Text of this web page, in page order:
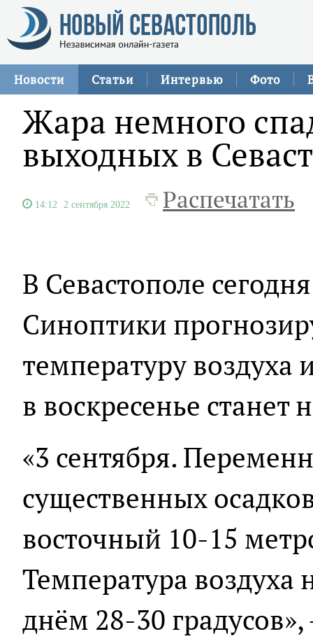
Новости Статьи Интервью Фото
Жара немного
выходных в
14:12 2 сентября 2022 Распечатать
В Севастополе
Синоптики
температуру воздуха
в воскресенье
«3 сентября.
существенных
восточный 10-15
Температура воздуха
днём 28-30 градусов»,